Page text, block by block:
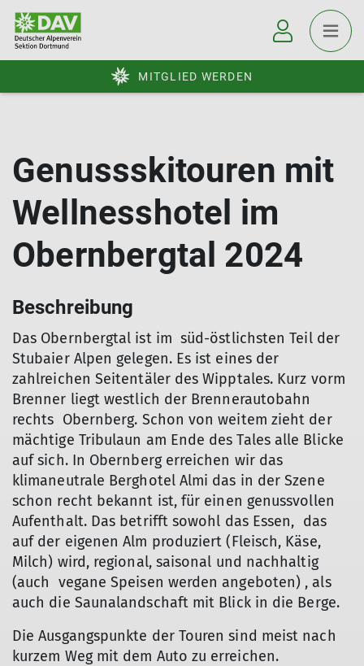
MITGLIED WERDEN
Genussskitouren mit
Wellnesshotel im
Obernbergtal 2024
Beschreibung
Das Obernbergtal ist im süd-östlichsten Teil der
Stubaier Alpen gelegen. Es ist eines der
zahlreichen Seitentäler des Wipptales. Kurz vorm
Brenner liegt westlich der Brennerautobahn
rechts Obernberg. Schon von weitem zieht der
mächtige Tribulaun am Ende des Tales alle Blicke
auf sich. In Obernberg erreichen wir das
klimaneutrale Berghotel Almi das in der Szene
schon recht bekannt ist, für einen genussvollen
Aufenthalt. Das betrifft sowohl das Essen, das
auf der eigenen Alm produziert (Fleisch, Käse,
Milch) wird, regional, saisonal und nachhaltig
(auch vegane Speisen werden angeboten) , als
auch die Saunalandschaft mit Blick in die Berge.
Die Ausgangspunkte der Touren sind meist nach
kurzem Weg mit dem Auto zu erreichen.